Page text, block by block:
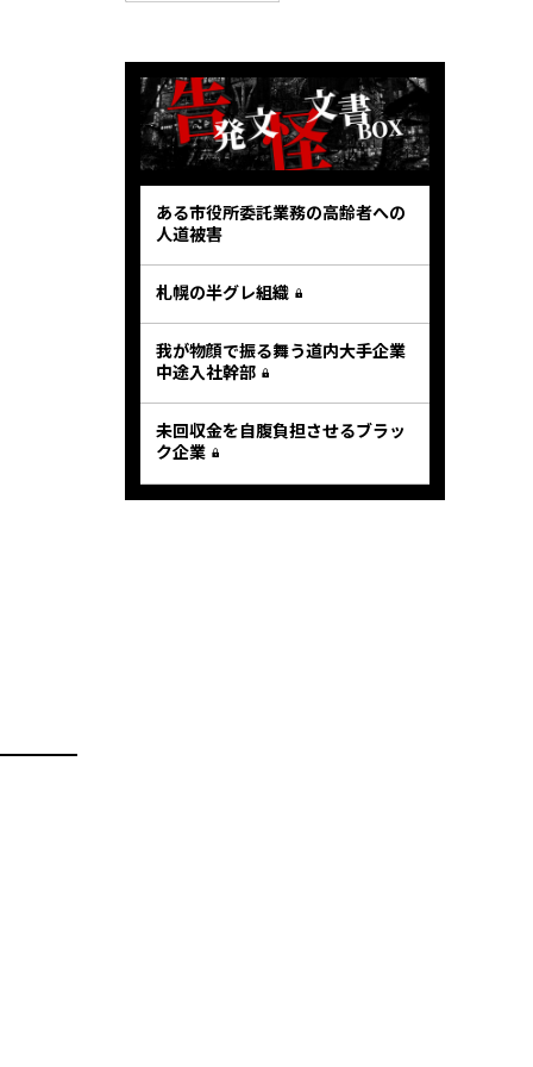
ある市役所委託業務の高齢者への
人道被害
札幌の半グレ組織
我が物顔で振る舞う道内大手企業
中途入社幹部
未回収金を自腹負担させるブラッ
ク企業